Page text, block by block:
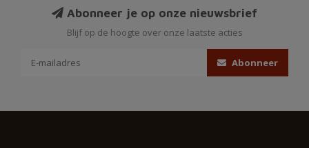
Abonneer je op onze nieuwsbrief
Blijf op de hoogte over onze laatste acties
Abonneer